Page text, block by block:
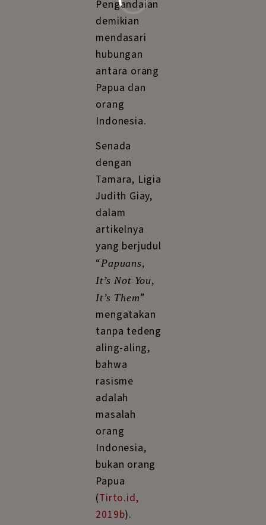
Pengandaian
demikian
mendasari
hubungan
antara orang
Papua dan
orang
Indonesia.
Senada
dengan
Tamara, Ligia
Judith Giay,
dalam
artikelnya
yang berjudul
“Papuans,
It’s Not You,
It’s Them”
mengatakan
tanpa tedeng
aling-aling,
bahwa
rasisme
adalah
masalah
orang
Indonesia,
bukan orang
Papua
(Tirto.id,
2019b).